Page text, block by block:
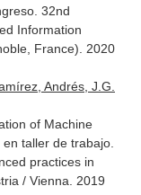
32nd
Information
France). 2020
Andrés, J.G.
of Machine
taller de trabajo.
practices in
/ Vienna. 2019